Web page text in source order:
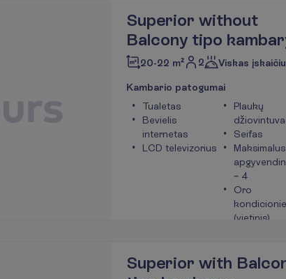
Superior without
Balcony tipo
20-22 m² 2 Viskas
Kambario patogumai
Tualetas
Bevielis
internetas
LCD televizorius
Plaukų
Seifas
Maksimalus
– 4
Oro
(vietinis)
Superior with